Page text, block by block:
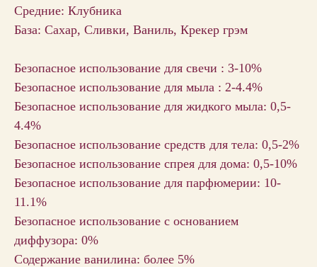
Средние: Клубника
База: Сахар, Сливки, Ваниль, Крекер грэм
Безопасное использование для свечи : 3-10%
Безопасное использование для мыла : 2-4.4%
Безопасное использование для жидкого мыла: 0,5-
4.4%
Безопасное использование средств для тела: 0,5-2%
Безопасное использование спрея для дома: 0,5-10%
Безопасное использование для парфюмерии: 10-
11.1%
Безопасное использование с основанием
диффузора: 0%
Содержание ванилина: более 5%